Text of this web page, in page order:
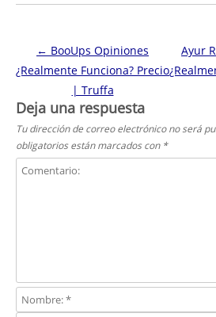
Navegación de entradas
← BooUps Opiniones
¿Realmente Funciona? Precio
| Truffa
Ayur
Deja una respuesta
Tu dirección de correo electrónico no será
obligatorios están marcados con *